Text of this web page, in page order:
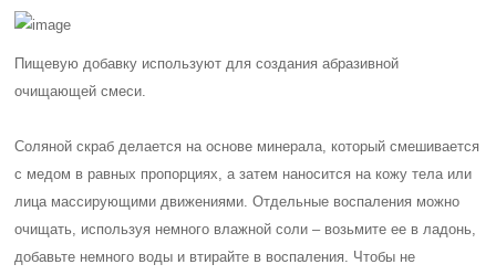
Пищевую добавку используют для создания абразивной
очищающей смеси.
Соляной скраб делается на основе минерала, который смешивается
с медом в равных пропорциях, а затем наносится на кожу тела или
лица массирующими движениями. Отдельные воспаления можно
очищать, используя немного влажной соли – возьмите ее в ладонь,
добавьте немного воды и втирайте в воспаления. Чтобы не